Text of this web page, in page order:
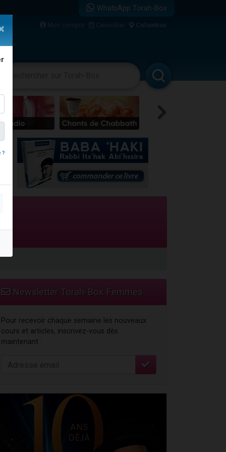
WhatsApp Torah-Box
Mon compte Calendrier Columbus
Newsletter Torah-Box Femmes
Pour recevoir chaque semaine les nouveaux
cours et articles, inscrivez-vous dès
maintenant :
?